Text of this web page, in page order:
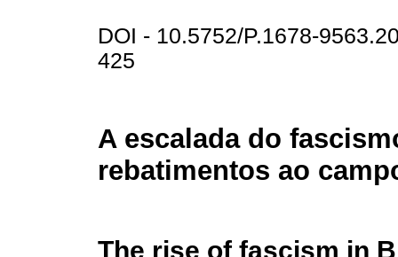
DOI - 10.5752/P.1678-
425
A escalada do
rebatimentos ao
The rise of fascism in